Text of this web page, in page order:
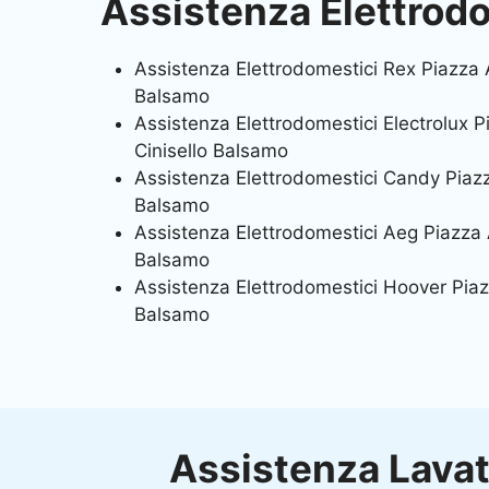
Assistenza
Assistenza Elettrodomestici Rex Piazza
Balsamo
Assistenza Elettrodomestici Electrolux
Cinisello Balsamo
Assistenza Elettrodomestici Candy
Balsamo
Assistenza Elettrodomestici Aeg
Balsamo
Assistenza Elettrodomestici Hoover
Balsamo
Assistenza